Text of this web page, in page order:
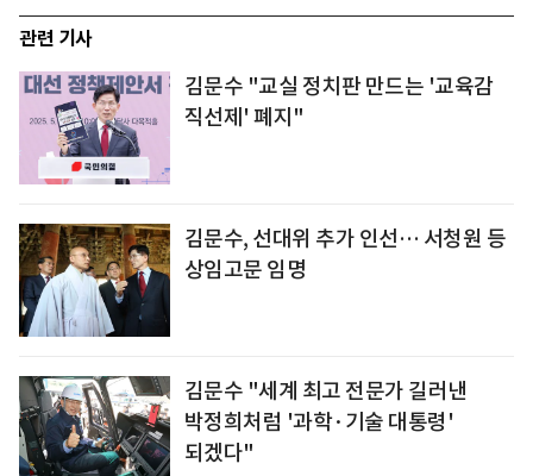
관련 기사
김문수 "교실 정치판 만드는 '교육감
직선제' 폐지"
김문수, 선대위 추가 인선… 서청원 등
상임고문 임명
김문수 "세계 최고 전문가 길러낸
박정희처럼 '과학·기술 대통령'
되겠다"